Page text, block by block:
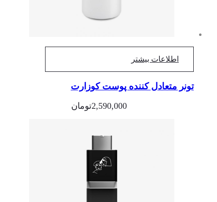
اطلاعات بیشتر
تونر متعادل کننده پوست کوزارت
2,590,000تومان